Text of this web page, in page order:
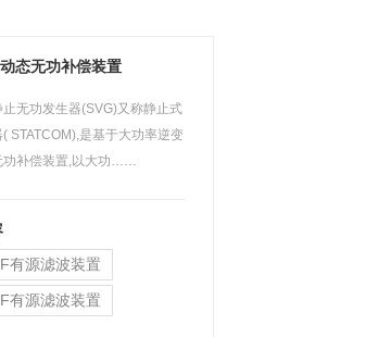
态无功补偿装置
止无功发生器(SVG)又称静止式
( STATCOM),是基于大功率逆变
功补偿装置,以大功……
有源滤波装置
有源滤波装置